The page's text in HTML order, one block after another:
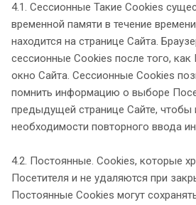
4.1. Сессионные Такие Cookies
временной памяти в течение
находится на странице Сайта.
сессионные Cookies после того, как
окно Сайта. Сессионные Cookies
помнить информацию о выборе
предыдущей странице Сайте, чтобы
необходимости повторного ввода
4.2. Постоянные. Сookies, которые
Посетителя и не удаляются при
Постоянные Сookies могут